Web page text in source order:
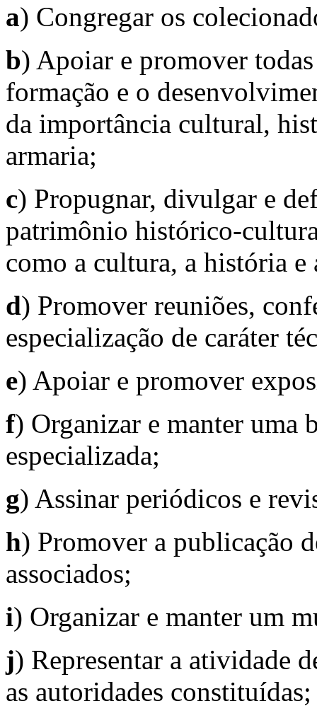
a) Congregar os
b) Apoiar e promover
formação e o
da importância cultural,
armaria;
c) Propugnar, divulgar e
patrimônio histórico-
como a cultura, a história
d) Promover reuniões,
especialização de caráter
e) Apoiar e promover
f) Organizar e manter uma
especializada;
g) Assinar periódicos e
h) Promover a publicação
associados;
i) Organizar e manter um
j) Representar a atividade
as autoridades constituídas;